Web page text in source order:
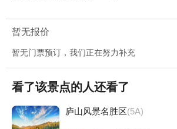
暂无报价
暂无门票预订，我们正在努力补充
看了该景点的人还看了
庐山风景名胜区(5A)